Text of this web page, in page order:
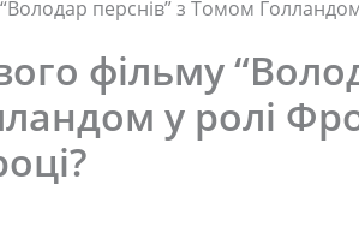
перснів” з Томом
фільму
у ролі